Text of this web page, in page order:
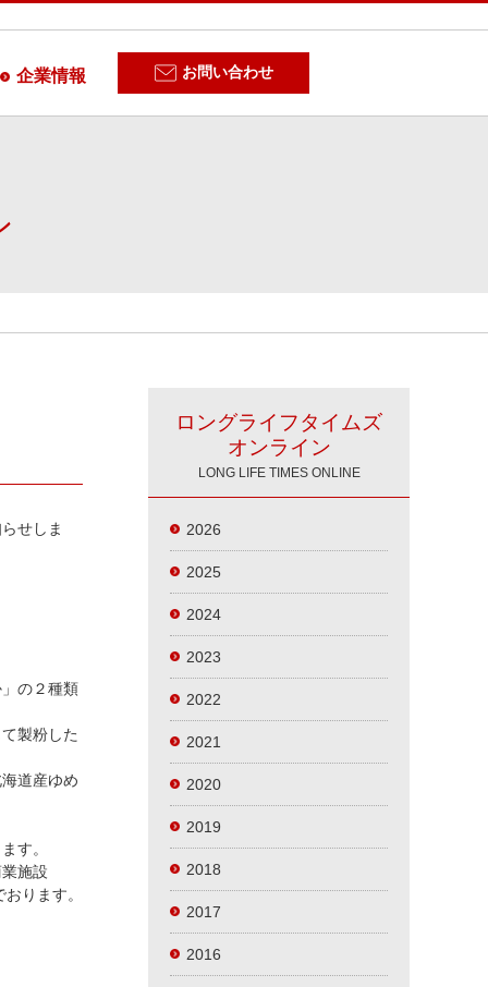
企業情報 お問い合わせ
せしま
の２種類
製粉した
道産ゆめ
す。
施設
ります。
ロングライフタイムズ
オンライン
LONG LIFE TIMES ONLINE
2026
2025
2024
2023
2022
2021
2020
2019
2018
2017
2016